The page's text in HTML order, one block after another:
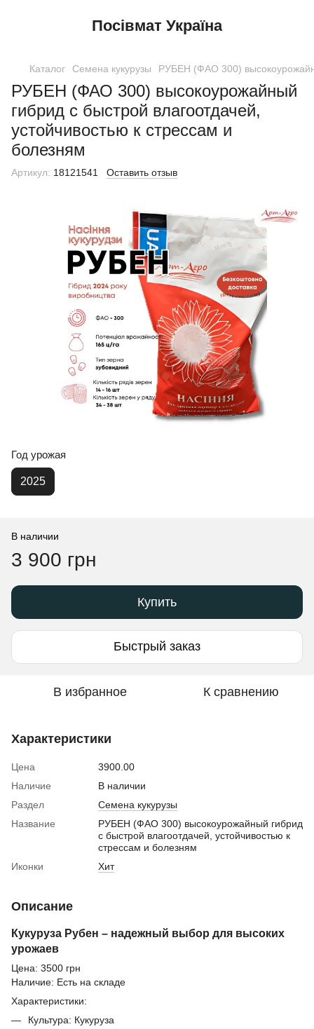
Посівмат Україна
Каталог Семена кукурузы РУБЕН (ФАО 300)
РУБЕН (ФАО 300) высокоурожайный
гибрид с быстрой влагоотдачей,
устойчивостью к стрессам и
болезням
Артикул: 18121541 Оставить отзыв
Год урожая
2025
В наличии
3 900 грн
Купить
Быстрый заказ
В избранное К сравнению
Характеристики
Цена
3900.00
Наличие
В наличии
Раздел
Семена кукурузы
Название
РУБЕН (ФАО 300) высокоурожайный гибрид
с быстрой влагоотдачей, устойчивостью к
стрессам и болезням
Иконки
Хит
Описание
Кукуруза Рубен – надежный выбор для высоких
урожаев
Цена: 3500 грн
Наличие: Есть на складе
Характеристики:
Культура: Кукуруза